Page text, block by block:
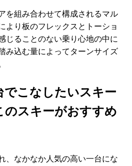
を組み合わせて構成されるマル
より板のフレックスとトーショ
じることのない乗り心地の中に
み込む量によってターンサイズ
でこなしたいスキー
のスキーがおすすめ
、なかなか人気の高い一台にな